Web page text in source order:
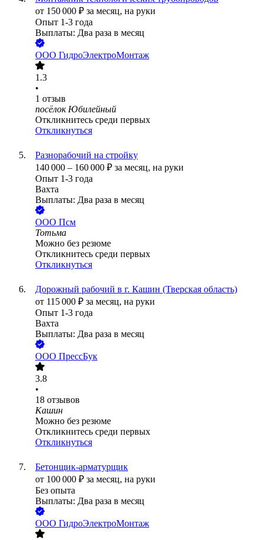
от 150 000 ₽ за месяц, на руки
Опыт 1-3 года
Выплаты: Два раза в месяц
ООО ГидроЭлектроМонтаж
1.3
•
1 отзыв
посёлок Юбилейный
Откликнитесь среди первых
Откликнуться
Разнорабочий на стройку
140 000 – 160 000 ₽ за месяц, на руки
Опыт 1-3 года
Вахта
Выплаты: Два раза в месяц
ООО Псм
Тотьма
Можно без резюме
Откликнитесь среди первых
Откликнуться
Дорожный рабочий в г. Кашин (Тверская область)
от 115 000 ₽ за месяц, на руки
Опыт 1-3 года
Вахта
Выплаты: Два раза в месяц
ООО ПрессБук
3.8
•
18 отзывов
Кашин
Можно без резюме
Откликнитесь среди первых
Откликнуться
Бетонщик-арматурщик
от 100 000 ₽ за месяц, на руки
Без опыта
Выплаты: Два раза в месяц
ООО ГидроЭлектроМонтаж